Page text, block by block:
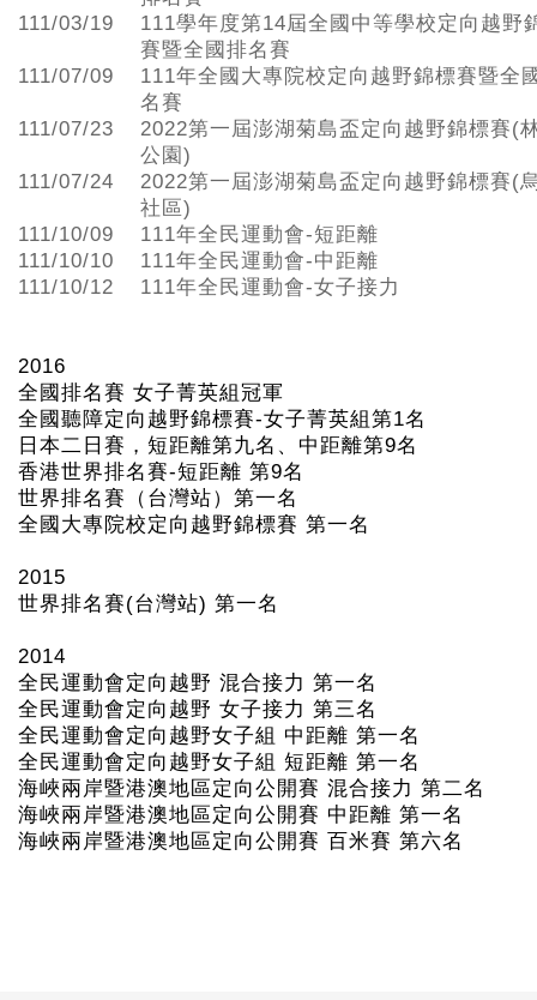
111/03/19
111學年度第14屆全國中等學校定向越野
賽暨全國排名賽
111/07/09
111年全國大專院校定向越野錦標賽暨全
名賽
111/07/23
2022第一屆澎湖菊島盃定向越野錦標賽(
公園)
111/07/24
2022第一屆澎湖菊島盃定向越野錦標賽(
社區)
111/10/09
111年全民運動會-短距離
111/10/10
111年全民運動會-中距離
111/10/12
111年全民運動會-女子接力
2016
全國排名賽 女子菁英組冠軍
全國聽障定向越野錦標賽-女子菁英組第1名
日本二日賽，短距離第九名、中距離第9名
香港世界排名賽-短距離 第9名
世界排名賽（台灣站）第一名
全國大專院校定向越野錦標賽 第一名
2015
世界排名賽(台灣站) 第一名
2014
全民運動會定向越野 混合接力 第一名
全民運動會定向越野 女子接力 第三名
全民運動會定向越野女子組 中距離 第一名
全民運動會定向越野女子組 短距離 第一名
海峽兩岸暨港澳地區定向公開賽 混合接力 第二名
海峽兩岸暨港澳地區定向公開賽 中距離 第一名
海峽兩岸暨港澳地區定向公開賽 百米賽 第六名